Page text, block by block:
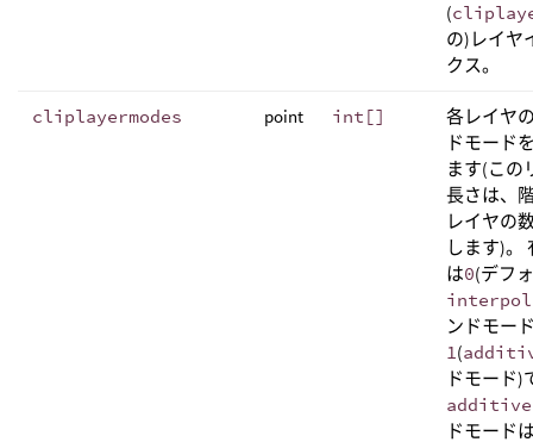
(
の)レイヤ
クス。
cliplayermodes point int[]
各レイヤ
ドモード
ます(この
長さは、
レイヤの
します)。
は0(デフ
ンドモー
1(
ドモード)
additive
ドモード